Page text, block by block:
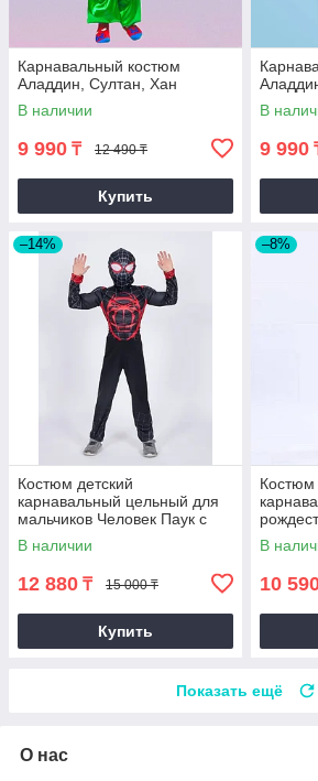
Карнавальный костюм
Аладдин, Султан, Хан
В наличии
9 990 ₸ 12 490 ₸
Купить
В
9 990
–14%
Костюм детский
карнавальный цельный для
мальчиков Человек Паук с
мускулами черный
В наличии
12 880 ₸ 15 000 ₸
Купить
–8%
Костюм
В
10
Показать ещё
О нас